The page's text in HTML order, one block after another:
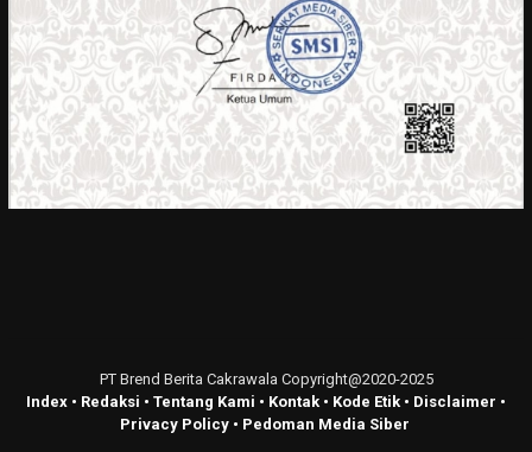
PT Brend Berita Cakrawala Copyright@2020-2025
Index • Redaksi • Tentang Kami • Kontak • Kode Etik • Disclaimer •
Privacy Policy• Pedoman Media Siber